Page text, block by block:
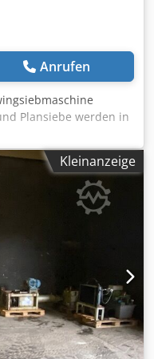
Anrufen
Plansiebe werden in
Industrie
Siebmaschinen
Holzpellets,
sowie viele
im Trocken- und
horizontal-kreisende
Siebkastens sorgt
Ein
und faserige
die Siebfläche gleiten.
Wurfsieben - kein
sind die robuste
und die lange,
Neben
Kleinanzeige